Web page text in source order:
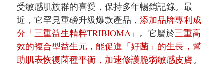
受敏感肌族群的喜愛，保持多年暢銷記錄。最
近，它罕見重磅升級爆款產品， 添加品牌專利成
分「三重益生精粹TRIBIOMA」 。它屬於三重高
效的複合型益生元，能促進「好菌」的生長，幫
助肌表恢復菌種平衡，加速修護脆弱敏感皮膚。